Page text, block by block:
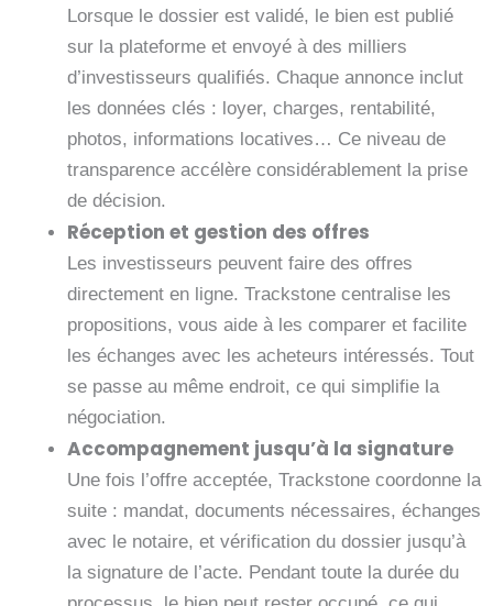
Lorsque le dossier est validé, le bien est publié
sur la plateforme et envoyé à des milliers
d’investisseurs qualifiés. Chaque annonce inclut
les données clés : loyer, charges, rentabilité,
photos, informations locatives… Ce niveau de
transparence accélère considérablement la prise
de décision.
Réception et gestion des offres
Les investisseurs peuvent faire des offres
directement en ligne. Trackstone centralise les
propositions, vous aide à les comparer et facilite
les échanges avec les acheteurs intéressés. Tout
se passe au même endroit, ce qui simplifie la
négociation.
Accompagnement jusqu’à la signature
Une fois l’offre acceptée, Trackstone coordonne la
suite : mandat, documents nécessaires, échanges
avec le notaire, et vérification du dossier jusqu’à
la signature de l’acte. Pendant toute la durée du